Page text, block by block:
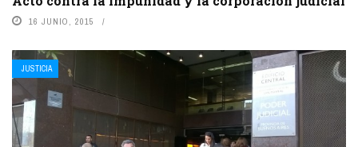
16 JUNIO, 2015
JUSTICIA